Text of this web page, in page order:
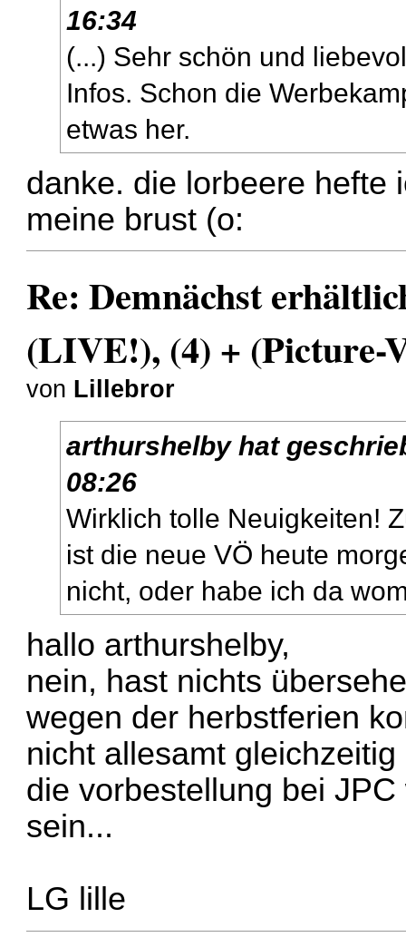
16:34
(...) Sehr schön und
Infos. Schon die
etwas her.
danke. die lorbeere hefte
meine brust (o:
Re: Demnächst
(LIVE!), (4) + (Picture-
von Lillebror
arthurshelbyhat
08:26
Wirklich tolle Neuigkeiten!
ist die neue VÖ heute
nicht, oder habe ich da
hallo arthurshelby,
nein, hast nichts
wegen der herbstferien
nicht allesamt
die vorbestellung bei
sein...
LG lille